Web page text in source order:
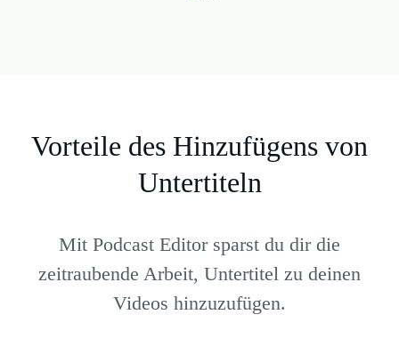
Vorteile des Hinzufügens von
Untertiteln
Mit Podcast Editor sparst du dir die
zeitraubende Arbeit, Untertitel zu deinen
Videos hinzuzufügen.